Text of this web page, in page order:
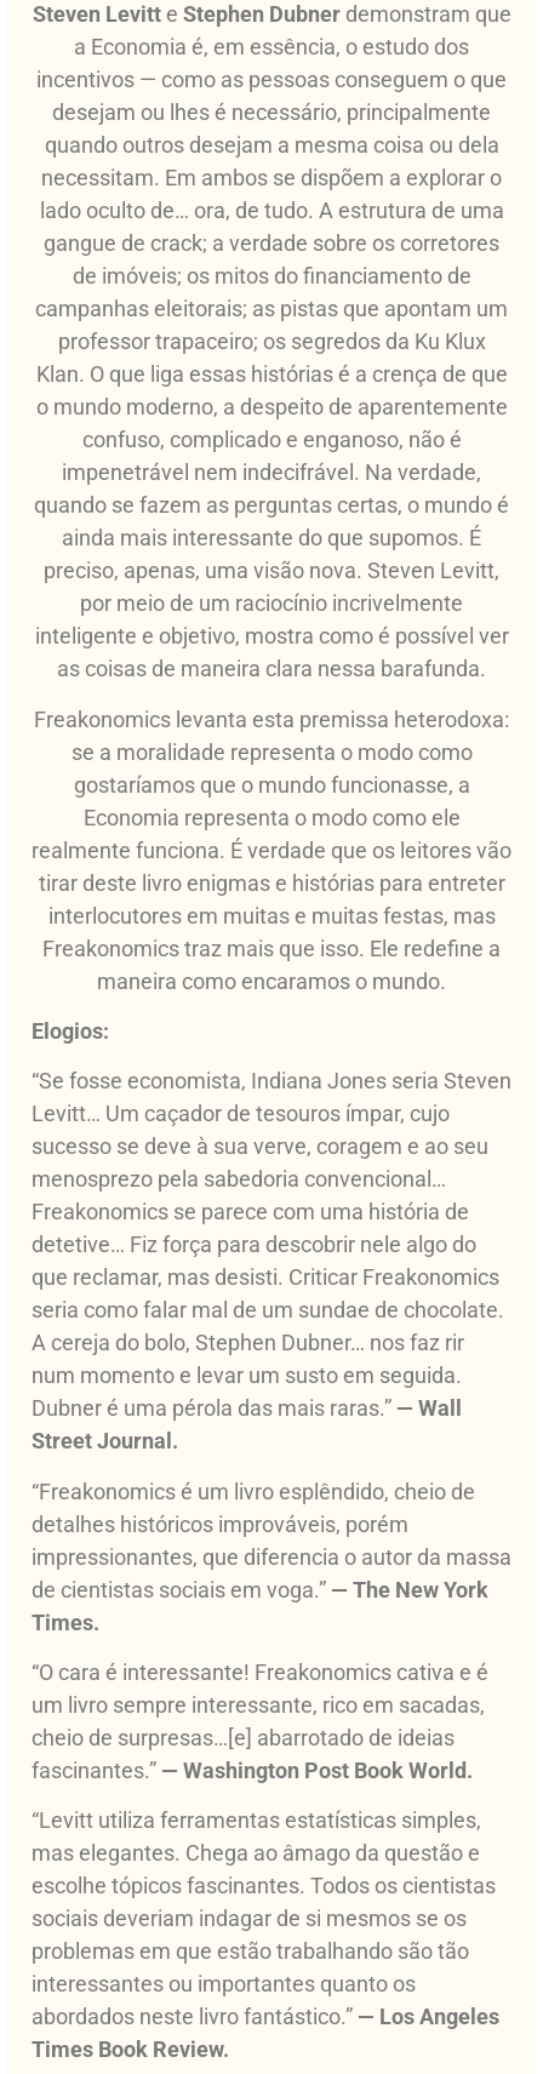
Steven Levitte Stephen Dubnerdemonstram que
a Economia é, em essência, o estudo dos
incentivos — como as pessoas conseguem o que
desejam ou lhes é necessário, principalmente
quando outros desejam a mesma coisa ou dela
necessitam. Em ambos se dispõem a explorar o
lado oculto de… ora, de tudo. A estrutura de uma
gangue de crack; a verdade sobre os corretores
de imóveis; os mitos do financiamento de
campanhas eleitorais; as pistas que apontam um
professor trapaceiro; os segredos da Ku Klux
Klan. O que liga essas histórias é a crença de que
o mundo moderno, a despeito de aparentemente
confuso, complicado e enganoso, não é
impenetrável nem indecifrável. Na verdade,
quando se fazem as perguntas certas, o mundo é
ainda mais interessante do que supomos. É
preciso, apenas, uma visão nova. Steven Levitt,
por meio de um raciocínio incrivelmente
inteligente e objetivo, mostra como é possível ver
as coisas de maneira clara nessa barafunda.
Freakonomics levanta esta premissa heterodoxa:
se a moralidade representa o modo como
gostaríamos que o mundo funcionasse, a
Economia representa o modo como ele
realmente funciona. É verdade que os leitores vão
tirar deste livro enigmas e histórias para entreter
interlocutores em muitas e muitas festas, mas
Freakonomics traz mais que isso. Ele redefine a
maneira como encaramos o mundo.
Elogios:
“Se fosse economista, Indiana Jones seria Steven
Levitt… Um caçador de tesouros ímpar, cujo
sucesso se deve à sua verve, coragem e ao seu
menosprezo pela sabedoria convencional…
Freakonomics se parece com uma história de
detetive… Fiz força para descobrir nele algo do
que reclamar, mas desisti. Criticar Freakonomics
seria como falar mal de um sundae de chocolate.
A cereja do bolo, Stephen Dubner… nos faz rir
num momento e levar um susto em seguida.
Dubner é uma pérola das mais raras.” — Wall
Street Journal.
“Freakonomics é um livro esplêndido, cheio de
detalhes históricos improváveis, porém
impressionantes, que diferencia o autor da massa
de cientistas sociais em voga.” — The New York
Times.
“O cara é interessante! Freakonomics cativa e é
um livro sempre interessante, rico em sacadas,
cheio de surpresas…[e] abarrotado de ideias
fascinantes.” — Washington Post Book World.
“Levitt utiliza ferramentas estatísticas simples,
mas elegantes. Chega ao âmago da questão e
escolhe tópicos fascinantes. Todos os cientistas
sociais deveriam indagar de si mesmos se os
problemas em que estão trabalhando são tão
interessantes ou importantes quanto os
abordados neste livro fantástico.” — Los Angeles
Times Book Review.